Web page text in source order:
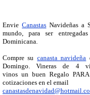
Envie Canastas Navideñas a
mundo, para ser
Dominicana.
Compre su canasta navideña
Domingo. Vineras de 4
vinos un buenRegalo
cotizaciones en el email